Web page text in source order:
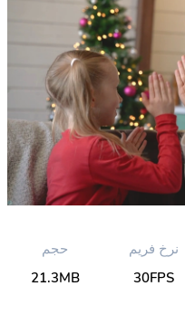
نرخ فریم
30FPS
حجم
21.3MB